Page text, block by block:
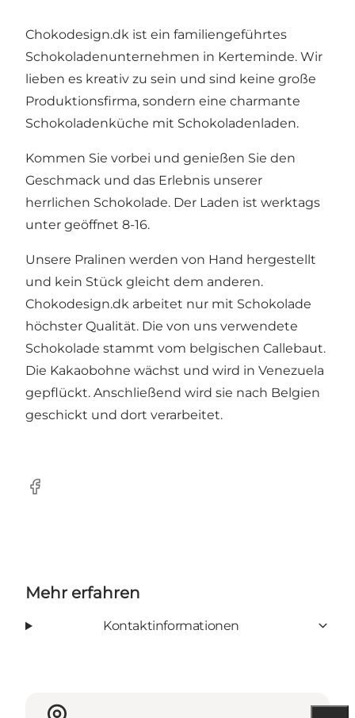
Chokodesign.dk ist ein familiengeführtes
Schokoladenunternehmen in Kerteminde. Wir
lieben es kreativ zu sein und sind keine große
Produktionsfirma, sondern eine charmante
Schokoladenküche mit Schokoladenladen.
Kommen Sie vorbei und genießen Sie den
Geschmack und das Erlebnis unserer
herrlichen Schokolade. Der Laden ist werktags
unter geöffnet 8-16.
Unsere Pralinen werden von Hand hergestellt
und kein Stück gleicht dem anderen.
Chokodesign.dk arbeitet nur mit Schokolade
höchster Qualität. Die von uns verwendete
Schokolade stammt vom belgischen Callebaut.
Die Kakaobohne wächst und wird in Venezuela
gepflückt. Anschließend wird sie nach Belgien
geschickt und dort verarbeitet.
Facebook
Mehr erfahren
Kontaktinformationen